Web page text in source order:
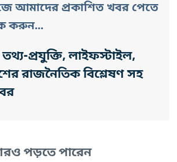
আমাদের প্রকাশিত খবর পেতে
করুন...
প্রযুক্তি, লাইফস্টাইল,
রাজনৈতিক বিশ্লেষণ সহ
পড়তে পারেন